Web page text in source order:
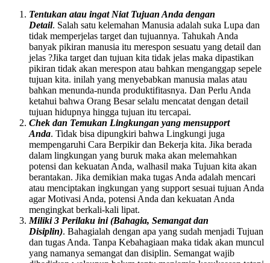
Tentukan atau ingat Niat Tujuan Anda dengan
Detail. Salah satu kelemahan Manusia adalah suka Lupa dan
tidak memperjelas target dan tujuannya. Tahukah Anda
banyak pikiran manusia itu merespon sesuatu yang detail dan
jelas ?Jika target dan tujuan kita tidak jelas maka dipastikan
pikiran tidak akan merespon atau bahkan menganggap sepele
tujuan kita. inilah yang menyebabkan manusia malas atau
bahkan menunda-nunda produktifitasnya. Dan Perlu Anda
ketahui bahwa Orang Besar selalu mencatat dengan detail
tujuan hidupnya hingga tujuan itu tercapai.
Chek dan Temukan Lingkungan yang mensupport
Anda. Tidak bisa dipungkiri bahwa Lingkungi juga
mempengaruhi Cara Berpikir dan Bekerja kita. Jika berada
dalam lingkungan yang buruk maka akan melemahkan
potensi dan kekuatan Anda, walhasil maka Tujuan kita akan
berantakan. Jika demikian maka tugas Anda adalah mencari
atau menciptakan ingkungan yang support sesuai tujuan Anda
agar Motivasi Anda, potensi Anda dan kekuatan Anda
mengingkat berkali-kali lipat.
Miliki 3 Perilaku ini (Bahagia, Semangat dan
Disiplin). Bahagialah dengan apa yang sudah menjadi Tujuan
dan tugas Anda. Tanpa Kebahagiaan maka tidak akan muncul
yang namanya semangat dan disiplin. Semangat wajib